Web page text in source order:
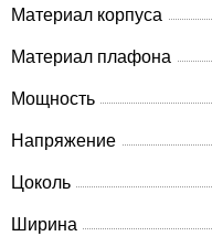
Материал корпуса
Материал плафона
Мощность
Напряжение
Цоколь
Ширина